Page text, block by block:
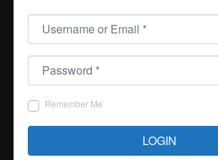
Username or Email
Password
Remember Me
LOGIN